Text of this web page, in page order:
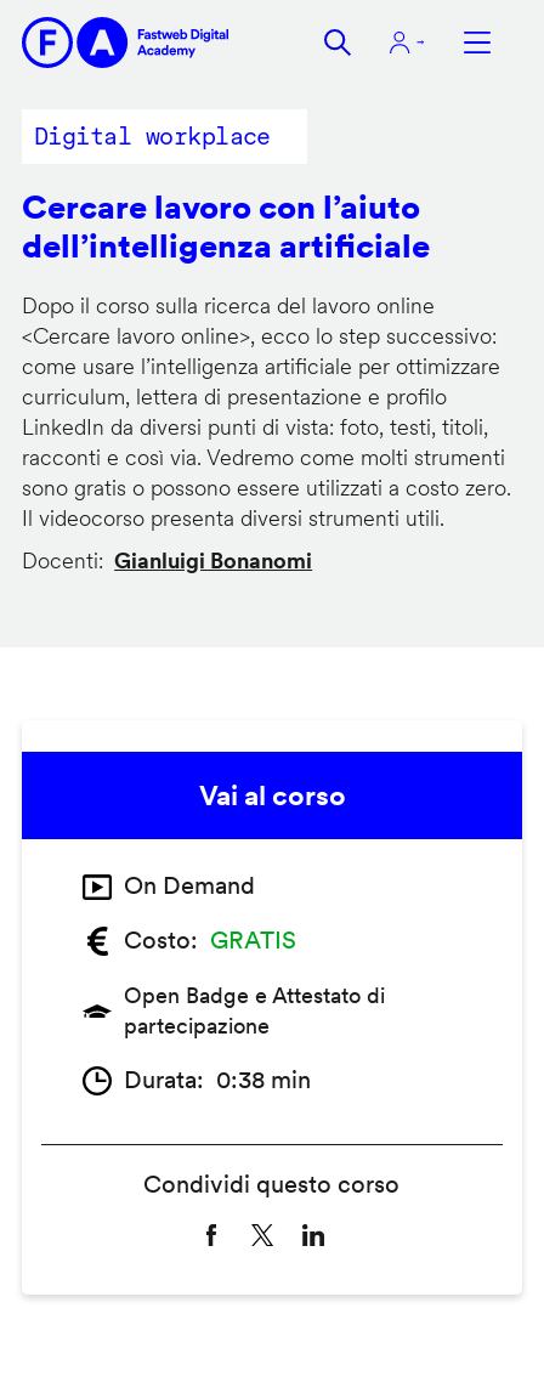
contenuto
Digital workplace
Cercare lavoro con l’aiuto
dell’intelligenza artificiale
Dopo il corso sulla ricerca del lavoro online
<Cercare lavoro online>, ecco lo step successivo:
come usare l’intelligenza artificiale per ottimizzare
curriculum, lettera di presentazione e profilo
LinkedIn da diversi punti di vista: foto, testi, titoli,
racconti e così via. Vedremo come molti strumenti
sono gratis o possono essere utilizzati a costo zero.
Il videocorso presenta diversi strumenti utili.
Docenti
Gianluigi Bonanomi
Vai al corso
On Demand
Costo
GRATIS
Open Badge e Attestato di
partecipazione
Durata 0:38 min
Condividi questo corso